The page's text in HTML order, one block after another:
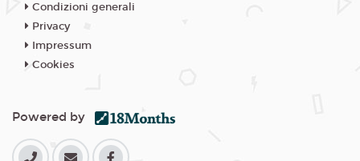
Condizioni generali
Privacy
Impressum
Cookies
Powered by